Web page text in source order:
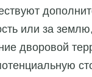
или за
дворовой